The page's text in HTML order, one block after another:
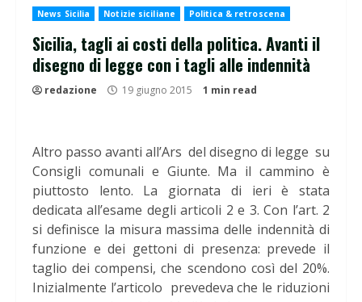
News Sicilia Notizie siciliane Politica & retroscena
Sicilia, tagli ai costi della politica. Avanti il
disegno di legge con i tagli alle indennità
redazione 19 giugno 2015 1 min read
Altro passo avanti all’Ars del disegno di legge su
Consigli comunali e Giunte. Ma il cammino è
piuttosto lento. La giornata di ieri è stata
dedicata all’esame degli articoli 2 e 3. Con l’art. 2
si definisce la misura massima delle indennità di
funzione e dei gettoni di presenza: prevede il
taglio dei compensi, che scendono così del 20%.
Inizialmente l’articolo prevedeva che le riduzioni